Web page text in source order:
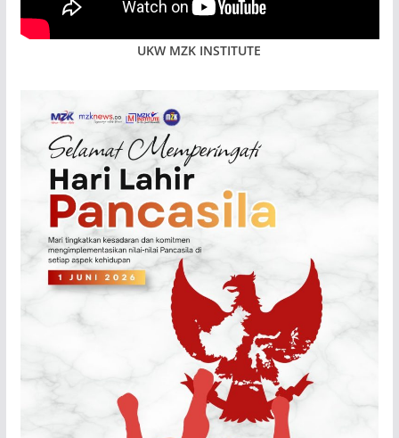
UKW MZK INSTITUTE